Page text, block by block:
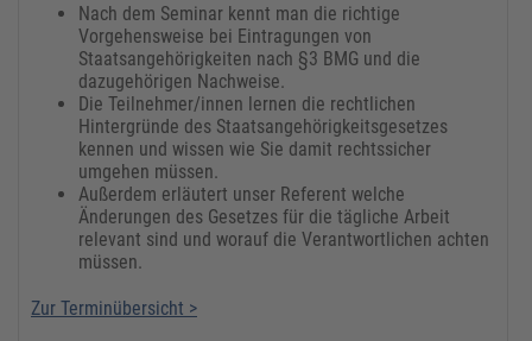
Nach dem Seminar kennt man die richtige
Vorgehensweise bei Eintragungen von
Staatsangehörigkeiten nach §3 BMG und die
dazugehörigen Nachweise.
Die Teilnehmer/innen lernen die rechtlichen
Hintergründe des Staatsangehörigkeitsgesetzes
kennen und wissen wie Sie damit rechtssicher
umgehen müssen.
Außerdem erläutert unser Referent welche
Änderungen des Gesetzes für die tägliche Arbeit
relevant sind und worauf die Verantwortlichen achten
müssen.
Zur Terminübersicht >